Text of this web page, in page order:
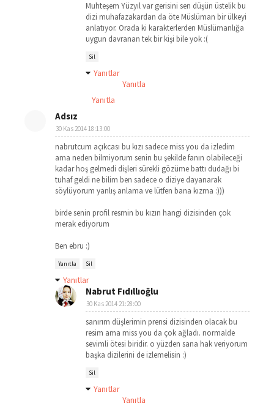
Muhteşem Yüzyıl var gerisini sen düşün üstelik bu
dizi muhafazakardan da öte Müslüman bir ülkeyi
anlatıyor. Orada ki karakterlerden Müslümanlığa
uygun davranan tek bir kişi bile yok :(
Sil
Yanıtlar
Yanıtla
Yanıtla
Adsız
30 Kas 2014 18:13:00
nabrutcum açıkcası bu kızı sadece miss you da izledim
ama neden bilmiyorum senin bu şekilde fanın olabileceği
kadar hoş gelmedi dişleri sürekli gözüme battı dudağı bi
tuhaf geldi ne bilim ben sadece o diziye dayanarak
söylüyorum yanlış anlama ve lütfen bana kızma :)))
birde senin profil resmin bu kızın hangi dizisinden çok
merak ediyorum
Ben ebru :)
Yanıtla Sil
Yanıtlar
Nabrut Fıdıllıoğlu
30 Kas 2014 21:28:00
sanırım düşlerimin prensi dizisinden olacak bu
resim ama miss you da çok ağladı. normalde
sevimli ötesi biridir. o yüzden sana hak veriyorum
başka dizilerini de izlemelisin :)
Sil
Yanıtlar
Yanıtla